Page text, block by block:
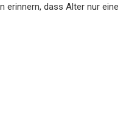
erinnern, dass Alter nur eine